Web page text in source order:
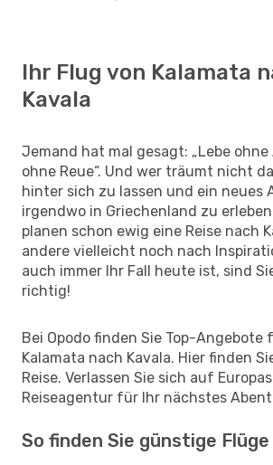
Ihr Flug von Kalamata
Kavala
Jemand hat mal gesagt: „Lebe ohne
ohne Reue“. Und wer träumt nicht
hinter sich zu lassen und ein neues
irgendwo in Griechenland zu
planen schon ewig eine Reise nach
andere vielleicht noch nach
auch immer Ihr Fall heute ist, sind
richtig!
Bei Opodo finden Sie Top-Angebote
Kalamata nach Kavala. Hier finden
Reise. Verlassen Sie sich auf
Reiseagentur für Ihr nächstes
So finden Sie günstige Flüge